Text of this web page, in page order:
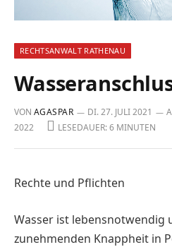
RECHTSANWALT RATHENAU
VON AGASPAR DI. 27. JULI 2021
2022
LESEDAUER: 6 MINUTEN
Rechte und Pflichten
Wasser ist lebensnotwendig
zunehmenden Knappheit in